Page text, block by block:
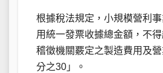
根據稅法規定，小規模營利
用統一發票收據總金額，不
稽徵機關覈定之製造費用及
分之30」。